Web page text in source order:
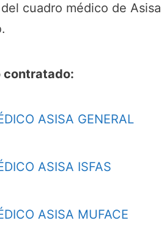
cuadro médico de Asisa
contratado:
ASISA GENERAL
ASISA ISFAS
ASISA MUFACE